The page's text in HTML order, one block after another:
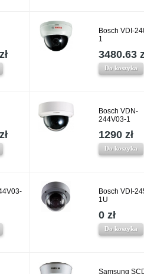
Bosch VDI-
1
3480.63
Do koszyka
Bosch VDN-
244V03-1
1290 zł
Do koszyka
Bosch VDI-
1U
0 zł
Do koszyka
Samsung